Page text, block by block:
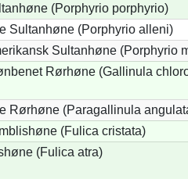
(Porphyrio porphyrio)
Sultanhøne (Porphyrio alleni)
Sultanhøne (Porphyrio
Rørhøne (Gallinula
Rørhøne (Paragallinula
(Fulica cristata)
(Fulica atra)